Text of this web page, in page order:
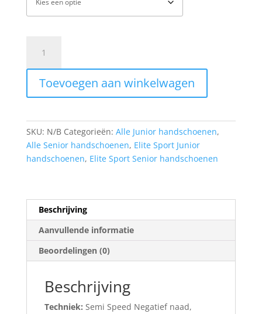
SPORT
RAINBOW
aantal
Toevoegen aan winkelwagen
SKU: N/B Categorieën: Alle Junior handschoenen,
Alle Senior handschoenen, Elite Sport Junior
handschoenen, Elite Sport Senior handschoenen
Beschrijving
Aanvullende informatie
Beoordelingen (0)
Beschrijving
Techniek: Semi Speed Negatief naad,